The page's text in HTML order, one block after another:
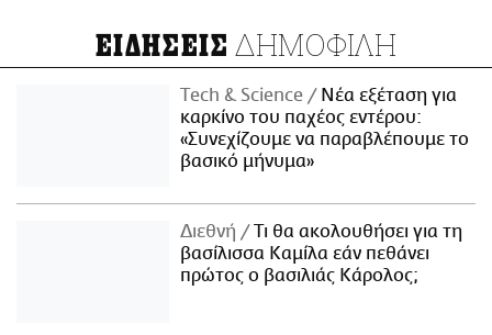
ΕΙΔΗΣΕΙΣ ΔΗΜΟΦΙΛΗ
Τech & Science
Νέα εξέταση για
καρκίνο του παχέος εντέρου:
«Συνεχίζουμε να παραβλέπουμε το
βασικό μήνυμα»
Διεθνή
Τι θα ακολουθήσει για τη
βασίλισσα Καμίλα εάν πεθάνει
πρώτος ο βασιλιάς Κάρολος;